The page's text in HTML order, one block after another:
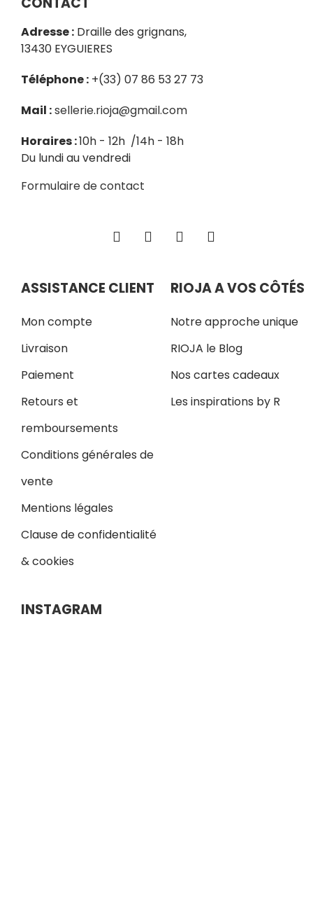
Adresse : Draille des grignans,
13430 EYGUIERES
Téléphone : +(33) 07 86 53 27 73
Mail :sellerie.rioja@gmail.com
Horaires :10h - 12h /14h - 18h
Du lundi au vendredi
Formulaire de contact
ASSISTANCE CLIENT
Mon compte
Livraison
Paiement
Retours et
remboursements
Conditions générales de
vente
Mentions légales
Clause de confidentialité
& cookies
RIOJA A VOS CÔTÉS
Notre approche unique
RIOJA le Blog
Nos cartes cadeaux
Les inspirations by R
INSTAGRAM